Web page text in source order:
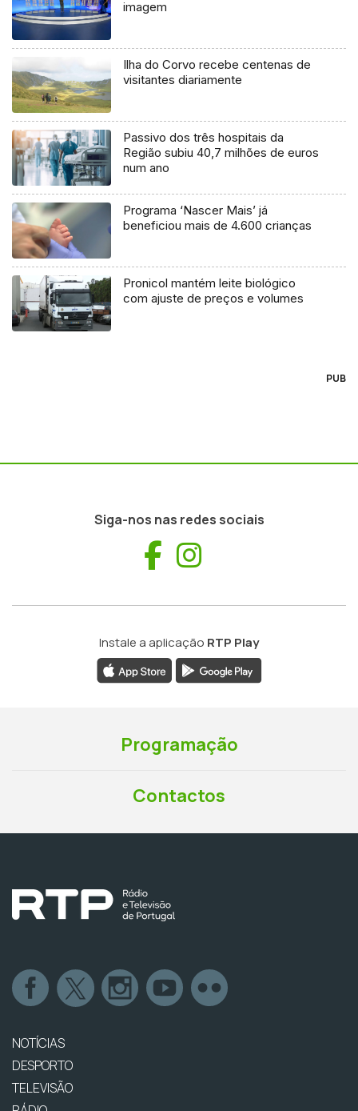
imagem
Ilha do Corvo recebe centenas de
visitantes diariamente
Passivo dos três hospitais da
Região subiu 40,7 milhões de euros
num ano
Programa ‘Nascer Mais’ já
beneficiou mais de 4.600 crianças
Pronicol mantém leite biológico
com ajuste de preços e volumes
PUB
Siga-nos nas redes sociais
Facebook
Instale a aplicação RTP Play
Programação
Contactos
NOTÍCIAS
DESPORTO
TELEVISÃO